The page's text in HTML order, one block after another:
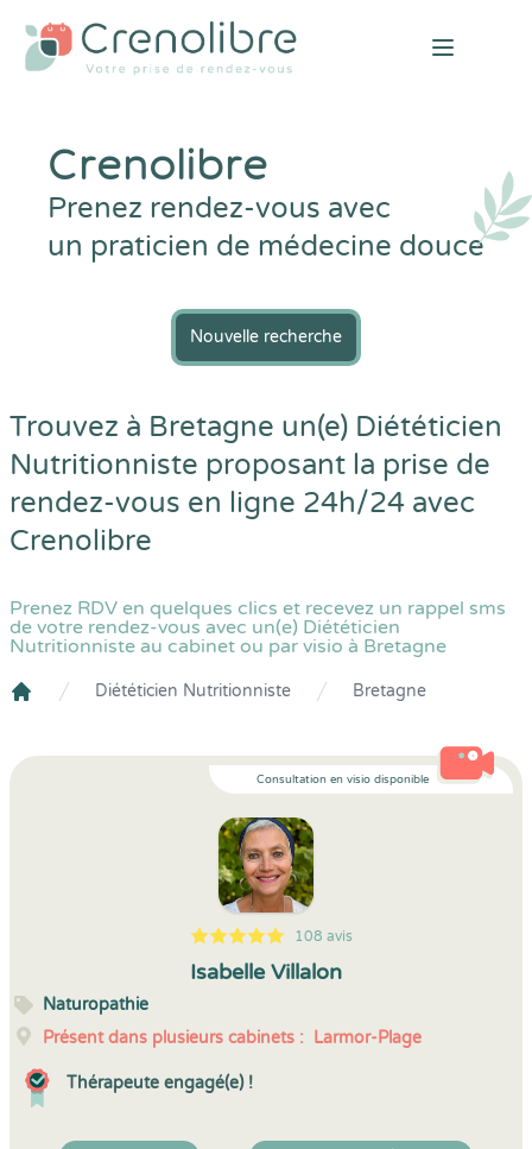
Open
Crenolibre
Prenez rendez-vous avec
un praticien de médecine douce
Nouvelle recherche
Trouvez à Bretagne un(e) Diététicien
Nutritionniste proposant la prise de
rendez-vous en ligne 24h/24 avec
Crenolibre
Prenez RDV en quelques clics et recevez un rappel sms
de votre rendez-vous avec un(e) Diététicien
Nutritionniste au cabinet ou par visio à Bretagne
Diététicien Nutritionniste Bretagne
Consultation en visio disponible
5
1
5
108 108 avis
Isabelle Villalon
Naturopathie
Présent dans plusieurs cabinets : Larmor-Plage
Thérapeute engagé(e) !